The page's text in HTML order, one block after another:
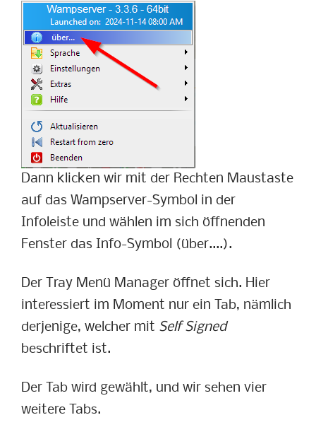
Dann klicken wir mit der Rechten Maustaste
auf das Wampserver-Symbol in der
Infoleiste und wählen im sich öffnenden
Fenster das Info-Symbol (über....).
Der Tray Menü Manager öffnet sich. Hier
interessiert im Moment nur ein Tab, nämlich
derjenige, welcher mit Self Signed
beschriftet ist.
Der Tab wird gewählt, und wir sehen vier
weitere Tabs.